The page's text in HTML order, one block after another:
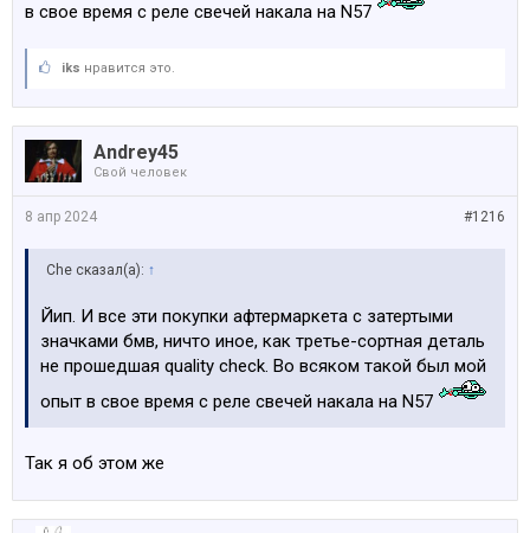
в свое время с реле свечей накала на N57
iks нравится это.
Andrey45
Свой человек
#1216
8 апр 2024
Che сказал(а): ↑
Йип. И все эти покупки афтермаркета с затертыми
значками бмв, ничто иное, как третье-сортная деталь
не прошедшая quality check. Во всяком такой был мой
опыт в свое время с реле свечей накала на N57
Так я об этом же